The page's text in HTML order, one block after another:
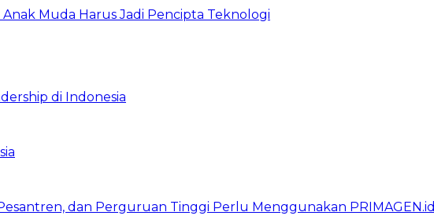
Muda Harus Jadi Pencipta Teknologi
di Indonesia
dan Perguruan Tinggi Perlu Menggunakan PRIMAGEN.id